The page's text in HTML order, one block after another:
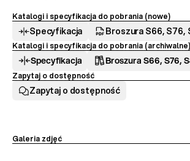
Katalogi i specyfikacja do pobrania (nowe)
Specyfikacja Broszura S66, S76,
Katalogi i specyfikacja do pobrania (archiwalne)
Specyfikacja Broszura S66, S76,
Zapytaj o dostępność
Zapytaj o dostępność
Galeria zdjęć